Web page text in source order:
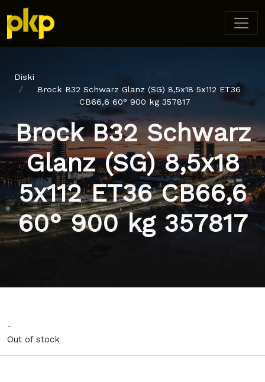
Diski
Brock B32 Schwarz Glanz (SG) 8,5x18 5x112 ET36
CB66,6 60° 900 kg 357817
Brock B32 Schwarz
Glanz (SG) 8,5x18
5x112 ET36 CB66,6
60° 900 kg 357817
-
Out of stock